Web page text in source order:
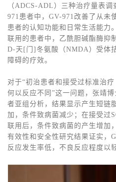
（ADCS-ADL）三种治疗量表
971患者中，GV-971改善了从未
患者的认知功能和日常生活能力
联用的患者中，乙酰胆碱酯酶抑
D-天[门]冬氨酸（NMDA）受体
障碍的疗效。
对于“初治患者和接受过标准治
何以反应不同”这一问题，张靖
者亚组分析，结果显示产生短链
加，条件致病菌减少；在接受过
联用后，条件致病菌的产生增加
有效性和安全性研究结果证实，
反应发生率低，不良反应程度以